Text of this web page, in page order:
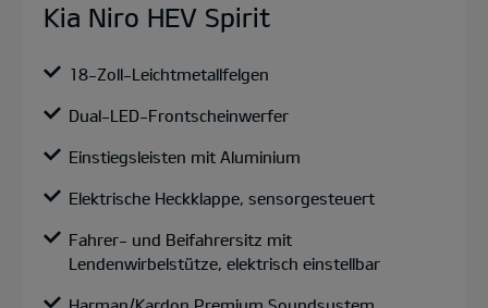
Kia Niro HEV Spirit
18-Zoll-Leichtmetallfelgen
Dual-LED-Frontscheinwerfer
Einstiegsleisten mit Aluminium
Elektrische Heckklappe, sensorgesteuert
Fahrer- und Beifahrersitz mit
Lendenwirbelstütze, elektrisch einstellbar